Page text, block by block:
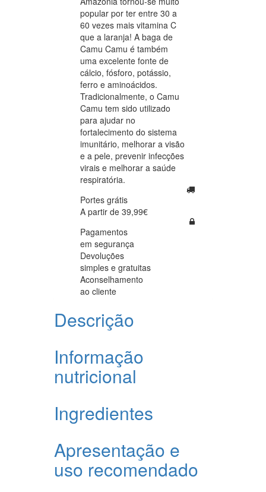
popular por ter entre 30 a
60 vezes mais vitamina C
que a laranja! A baga de
Camu Camu é também
uma excelente fonte de
cálcio, fósforo, potássio,
ferro e aminoácidos.
Tradicionalmente, o Camu
Camu tem sido utilizado
para ajudar no
fortalecimento do sistema
imunitário, melhorar a visão
e a pele, prevenir infecções
virais e melhorar a saúde
respiratória.
Portes grátis
A partir de 39,99€
Pagamentos
em segurança
Devoluções
simples e gratuitas
Aconselhamento
ao cliente
Descrição
Informação
nutricional
Ingredientes
Apresentação e
uso recomendado